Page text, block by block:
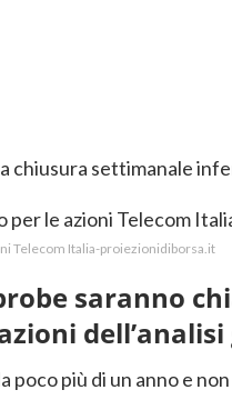
chiusura settimanale
Telecom Italia-proiezionidiborsa.it
saranno
più di un anno e non